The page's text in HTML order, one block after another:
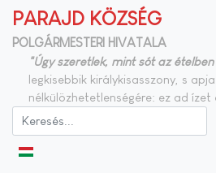
PARAJD KÖZSÉG
POLGÁRMESTERI HIVATALA
"Úgy szeretlek, mint sót az
legkisebbik királykisasszony, s
nélkülözhetetlenségére: ez ad ízet